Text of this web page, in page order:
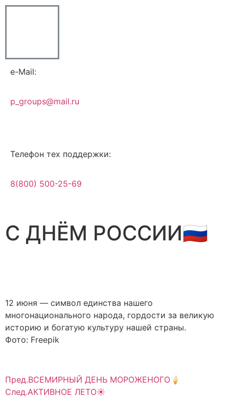
e-Mail:
p_groups@mail.ru
Телефон тех поддержки:
8(800) 500-25-69
С ДНЁМ РОССИИ🇷🇺
12 июня — символ единства нашего
многонационального народа, гордости за великую
историю и богатую культуру нашей страны.
Фото: Freepik
Пред.ВСЕМИРНЫЙ ДЕНЬ МОРОЖЕНОГО🍦
След.АКТИВНОЕ ЛЕТО☀️